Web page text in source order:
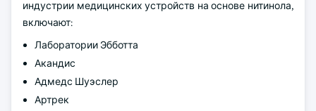
индустрии медицинских устройств на основе нитинола,
включают:
Лаборатории Эбботта
Акандис
Адмедс Шуэслер
Артрек